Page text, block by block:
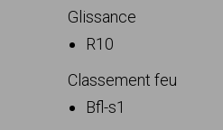
Glissance
R10
Classement feu
Bfl-s1